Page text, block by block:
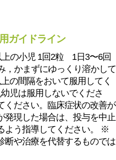
ガイドライン
の小児 1回2粒 1日3〜6回
，かまずにゆっくり溶かして
の間隔をおいて服用してく
児は服用しないでくださ
ください。臨床症状の改善が
発現した場合は、投与を中止
よう指導してください。 ※
断や治療を代替するものでは